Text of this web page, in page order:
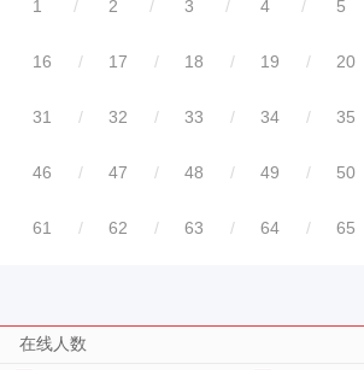
1 / 2 / 3 / 4 / 5
16 / 17 / 18 / 19 / 20
31 / 32 / 33 / 34 / 35
46 / 47 / 48 / 49 / 50
61 / 62 / 63 / 64 / 65
在线人数